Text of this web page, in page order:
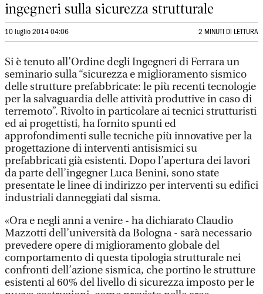
ingegneri sulla sicurezza strutturale
10 luglio 2014 04:06 2 MINUTI DI LETTURA
Si è tenuto all’Ordine degli Ingegneri di Ferrara un
seminario sulla “sicurezza e miglioramento sismico
delle strutture prefabbricate: le più recenti tecnologie
per la salvaguardia delle attività produttive in caso di
terremoto”. Rivolto in particolare ai tecnici strutturisti
ed ai progettisti, ha fornito spunti ed
approfondimenti sulle tecniche più innovative per la
progettazione di interventi antisismici su
prefabbricati già esistenti. Dopo l’apertura dei lavori
da parte dell’ingegner Luca Benini, sono state
presentate le linee di indirizzo per interventi su edifici
industriali danneggiati dal sisma.
«Ora e negli anni a venire - ha dichiarato Claudio
Mazzotti dell’università da Bologna - sarà necessario
prevedere opere di miglioramento globale del
comportamento di questa tipologia strutturale nei
confronti dell’azione sismica, che portino le strutture
esistenti al 60% del livello di sicurezza imposto per le